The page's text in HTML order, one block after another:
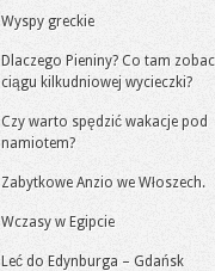
Wyspy greckie
Dlaczego Pieniny? Co tam
ciągu kilkudniowej wycieczki?
Czy warto spędzić wakacje pod
namiotem?
Zabytkowe Anzio we Włoszech.
Wczasy w Egipcie
Leć do Edynburga – Gdańsk